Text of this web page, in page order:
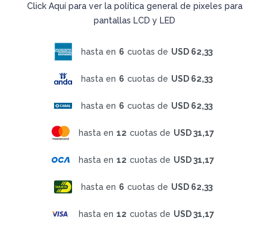
Click Aquí para ver la política general de pixeles para
pantallas LCD y LED
hasta en 6 cuotas de USD 62,33
hasta en 6 cuotas de USD 62,33
hasta en 6 cuotas de USD 62,33
hasta en 12 cuotas de USD 31,17
hasta en 12 cuotas de USD 31,17
hasta en 6 cuotas de USD 62,33
hasta en 12 cuotas de USD 31,17